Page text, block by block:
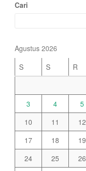
Cari
Agustus 2026
S
S R
3
4 5
10
11 12
17
18 19
24
25 26